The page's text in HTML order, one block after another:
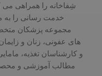
شِفاخانه را همراهی می
خدمت رسانی را به
مجموعه پزشکان
های عفونی، زنان و
و کارشناسان تغذیه،
مطالب آموزشی و